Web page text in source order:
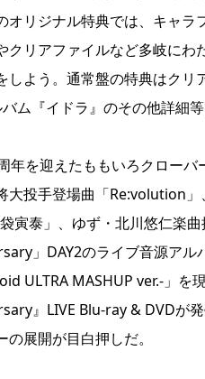
オリジナル特典では、キャ
クリアファイルなど多岐に
しよう。通常盤の特典はクリ
ム『イドラ』のその他詳細
年を迎えたももいろクロー
大投手登場曲「Re:volution
寅泰」、ゆず・北川悠仁楽
」DAY2のライブ音源ア
ULTRA MASHUP ver.-」を
』LIVE Blu-ray & DVDが
の展開が目白押しだ。